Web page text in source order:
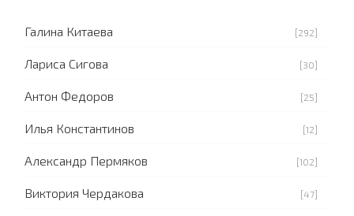
Галина Китаева [292]
Лариса Сигова [30]
Антон Федоров [25]
Илья Константинов [12]
Александр Пермяков [102]
Виктория Чердакова [47]